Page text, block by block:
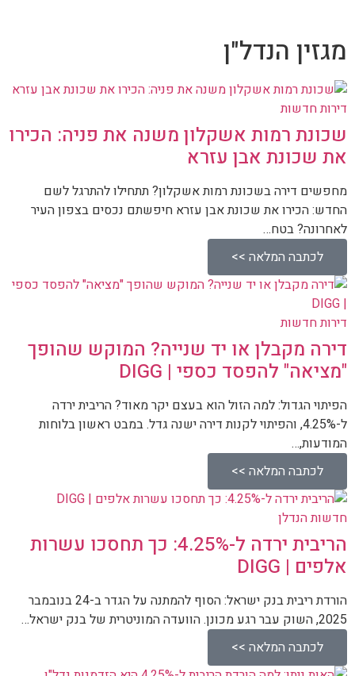
מגזין הנדל"ן
דירות חדשות
שכונת רמות אשקלון משנה את פניה: הכירו
את שכונת אבן עזרא
מחפשים דירה בשכונת רמות אשקלון? תתחילו להתרגל לשם
החדש: הכירו את שכונת אבן עזרא חיפשתם נכסים בצפון העיר
לאחרונה? בטח…
לכתבה המלאה >>
דירות חדשות
דירה מקבלן או יד שנייה? המוקש שהופך
"מציאה" להפסד כספי | DIGG
הפיתוי הגדול: למה הזול הוא בעצם יקר מאוד? הריבית ירדה
ל-4.25%, והפיתוי לקנות דירה ישנה גדל. במבט ראשון בלוחות
המודעות,…
לכתבה המלאה >>
חדשות הנדלן
הריבית ירדה ל-4.25%: כך תחסכו עשרות
אלפים | DIGG
הורדת ריבית בנק ישראל: הסוף להמתנה על הגדר ב-24 בנובמבר
2025, השוק עבר רגע מכונן. הוועדה המוניטרית של בנק ישראל…
לכתבה המלאה >>